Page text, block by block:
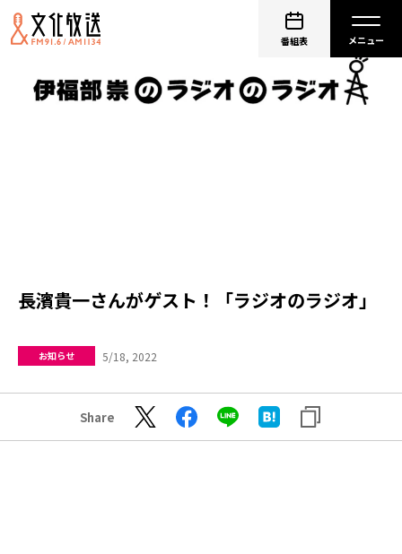
番組表
長濱貴一さんがゲスト！「ラジオのラジオ」
お知らせ 5/18, 2022
Share